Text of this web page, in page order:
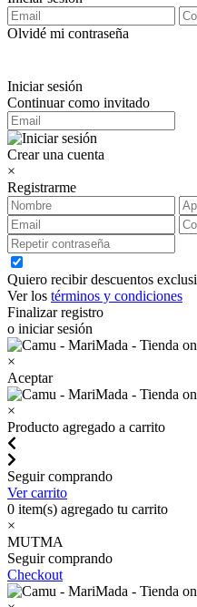
Olvidé mi contraseña
Iniciar sesión
Continuar como invitado
Crear una cuenta
×
Registrarme
Quiero recibir descuentos
Ver los términos y condiciones
Finalizar registro
o iniciar sesión
×
Aceptar
×
Producto agregado a carrito
Seguir comprando
Ver carrito
0 item(s) agregado tu carrito
×
MUTMA
Seguir comprando
Checkout